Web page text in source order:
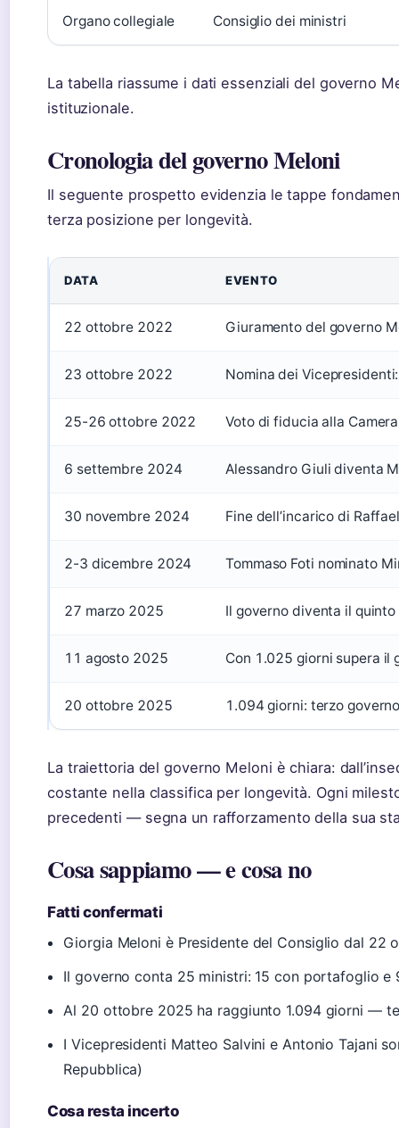
Organo collegiale Consiglio dei ministri
La tabella riassume i dati essenziali del governo
istituzionale.
Cronologia del governo Meloni
Il seguente prospetto evidenzia le tappe
terza posizione per longevità.
DATA EVENTO
22 ottobre 2022 Giuramento del governo
23 ottobre 2022 Nomina dei
25-26 ottobre 2022 Voto di fiducia alla
6 settembre 2024 Alessandro Giuli diventa
30 novembre 2024 Fine dell’incarico di
2-3 dicembre 2024 Tommaso Foti nominato
27 marzo 2025 Il governo diventa il
11 agosto 2025 Con 1.025 giorni supera
20 ottobre 2025 1.094 giorni: terzo
La traiettoria del governo Meloni è chiara:
costante nella classifica per longevità. Ogni
precedenti — segna un rafforzamento della sua
Cosa sappiamo — e cosa no
Fatti confermati
Giorgia Meloni è Presidente del Consiglio dal 22
Il governo conta 25 ministri: 15 con portafoglio e
Al 20 ottobre 2025 ha raggiunto 1.094 giorni —
I Vicepresidenti Matteo Salvini e Antonio Tajani
Repubblica)
Cosa resta incerto